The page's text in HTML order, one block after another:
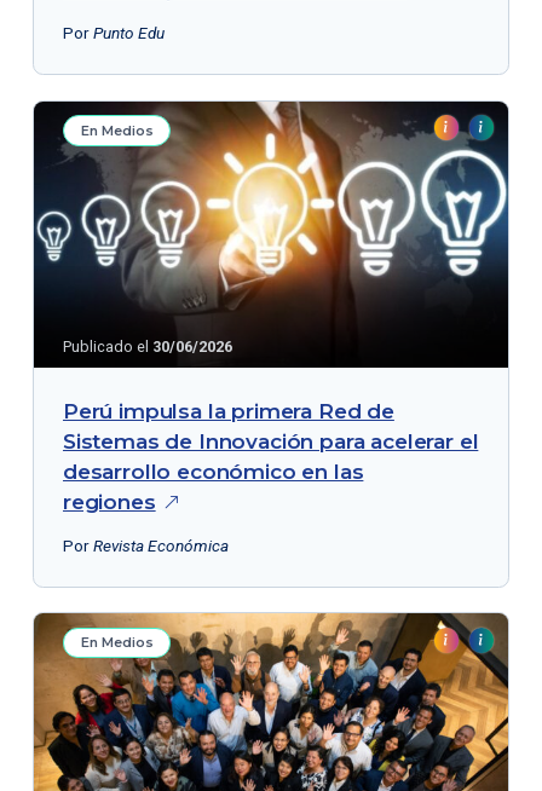
PorPunto Edu
En Medios
Publicado el 30/06/2026
Perú impulsa la primera Red de
Sistemas de Innovación para acelerar el
desarrollo económico en las
regiones
PorRevista Económica
En Medios